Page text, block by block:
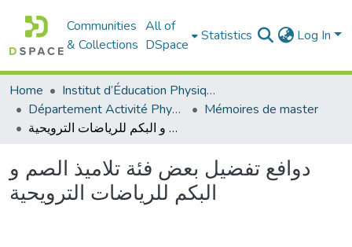
Communities
& Collections
All of
DSpace
Statistics Log In
Home
Institut d’Éducation Physique et Sportive
Département Activité Physique Adaptée (APA)
Mémoires de master
دوافع تفضيل بعض فئة تلاميذ الصم و البكم للرياضات الترويحية
دوافع تفضيل بعض فئة تلاميذ الصم و
البكم للرياضات الترويحية